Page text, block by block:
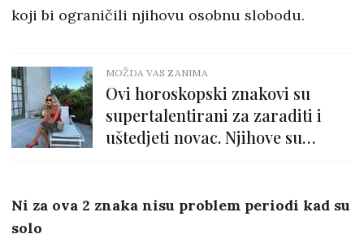
koji bi ograničili njihovu osobnu slobodu.
MOŽDA VAS ZANIMA
Ovi horoskopski znakovi su
supertalentirani za zaraditi i
uštedjeti novac. Njihove su
Ni za ova 2 znaka nisu problem periodi kad su
solo